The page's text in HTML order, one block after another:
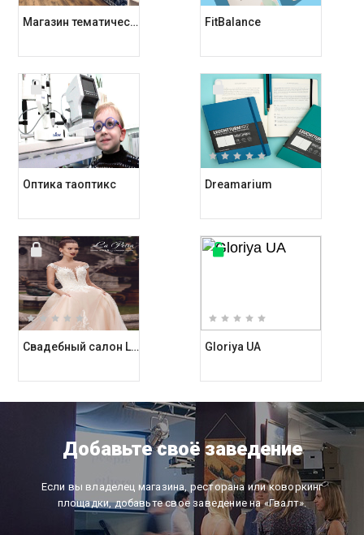
Магазин тематических подарков Kashalot FitBalance
Оптика таоптикс Dreamarium
Свадебный салон Love and Dress Gloriya UA
Добавьте своё заведение
Если вы владелец магазина, ресторана или коворкинг
площадки, добавьте свое заведение на «Гвалт».